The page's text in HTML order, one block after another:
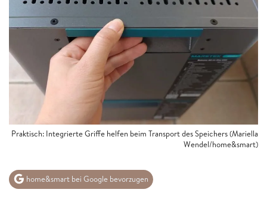
Praktisch: Integrierte Griffe helfen beim Transport des Speichers (Mariella
Wendel/home&smart)
home&smart bei Google bevorzugen